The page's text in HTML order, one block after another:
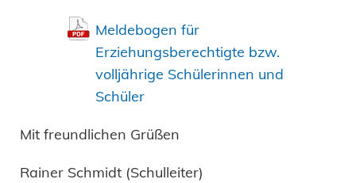
Meldebogen für
Erziehungsberechtigte bzw.
volljährige Schülerinnen und
Schüler
Mit freundlichen Grüßen
Rainer Schmidt (Schulleiter)